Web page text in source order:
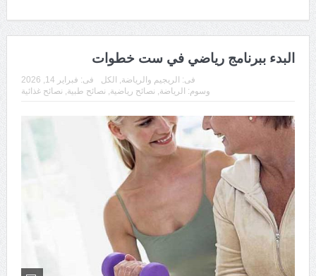
البدء ببرنامج رياضي في ست خطوات
فى: فبراير 14, 2026 فى: الريجيم والرياضة الكل
وسوم: الرياضة نصائح رياضية نصائح طبية نصائح غذائية